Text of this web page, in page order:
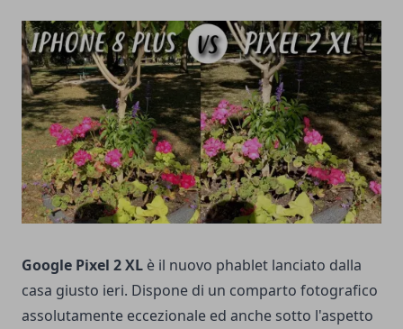
Google Pixel 2 XL è il nuovo phablet lanciato dalla
casa giusto ieri. Dispone di un comparto fotografico
assolutamente eccezionale ed anche sotto l'aspetto